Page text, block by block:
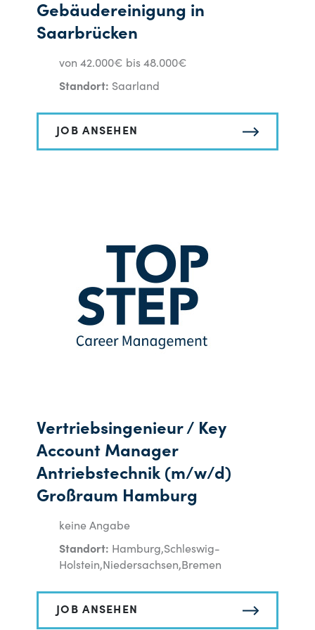
Gebäudereinigung in
Saarbrücken
von 42.000€ bis 48.000€
Standort: Saarland
JOB ANSEHEN
Vertriebsingenieur / Key
Account Manager
Antriebstechnik (m/w/d)
Großraum Hamburg
keine Angabe
Standort: Hamburg,Schleswig-
Holstein,Niedersachsen,Bremen
JOB ANSEHEN